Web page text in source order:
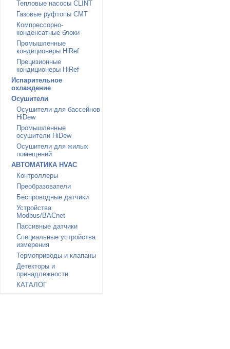
Тепловые насосы CLINT
Газовые руфтопы CMT
Компрессорно-
конденсатные блоки
Промышленные
кондиционеры HiRef
Прецизионные
кондиционеры HiRef
Испарительное
охлаждение
Осушители
Осушители для бассейнов
HiDew
Промышленные
осушители HiDew
Осушители для жилых
помещений
АВТОМАТИКА HVAC
Контроллеры
Преобразователи
Беспроводные датчики
Устройства
Modbus/BACnet
Пассивные датчики
Специальные устройства
измерения
Термоприводы и клапаны
Детекторы и
принадлежности
КАТАЛОГ